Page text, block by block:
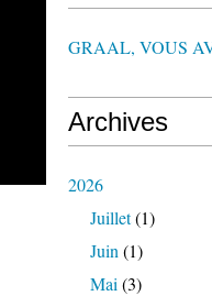
GRAAL, VOUS
Archives
2026
Juillet(1)
Juin (1)
Mai (3)